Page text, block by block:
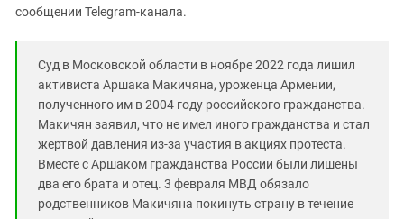
сообщении Telegram-канала.
Суд в Московской области в ноябре 2022 года лишил
активиста Аршака Макичяна, уроженца Армении,
полученного им в 2004 году российского гражданства.
Макичян заявил, что не имел иного гражданства и стал
жертвой давления из-за участия в акциях протеста.
Вместе с Аршаком гражданства России были лишены
два его брата и отец. 3 февраля МВД обязало
родственников Макичяна покинуть страну в течение